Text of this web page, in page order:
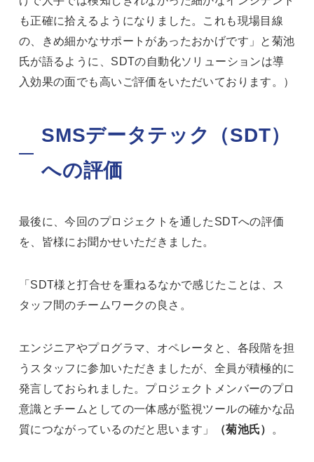
も正確に拾えるようになりました。これも現場目線
の、きめ細かなサポートがあったおかげです」と菊池
氏が語るように、SDTの自動化ソリューションは導
入効果の面でも高いご評価をいただいております。）
SMSデータテック（SDT）
への評価
最後に、今回のプロジェクトを通したSDTへの評価
を、皆様にお聞かせいただきました。
「SDT様と打合せを重ねるなかで感じたことは、ス
タッフ間のチームワークの良さ。
エンジニアやプログラマ、オペレータと、各段階を担
うスタッフに参加いただきましたが、全員が積極的に
発言しておられました。プロジェクトメンバーのプロ
意識とチームとしての一体感が監視ツールの確かな品
質につながっているのだと思います」
（菊池氏） 。